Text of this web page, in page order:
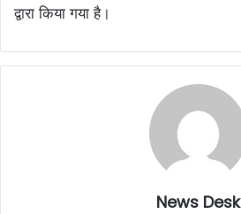
द्वारा किया गया है।
News Desk